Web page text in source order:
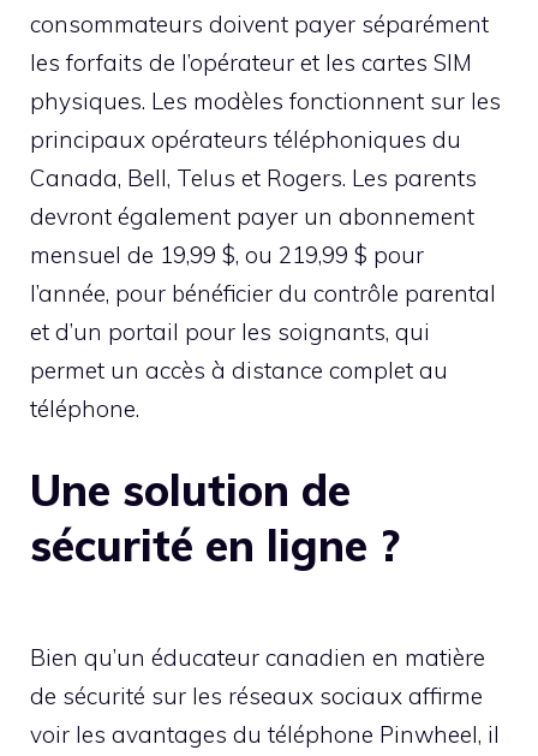
consommateurs doivent payer séparément
les forfaits de l’opérateur et les cartes SIM
physiques. Les modèles fonctionnent sur les
principaux opérateurs téléphoniques du
Canada, Bell, Telus et Rogers. Les parents
devront également payer un abonnement
mensuel de 19,99 $, ou 219,99 $ pour
l’année, pour bénéficier du contrôle parental
et d’un portail pour les soignants, qui
permet un accès à distance complet au
téléphone.
Une solution de
sécurité en ligne ?
Bien qu’un éducateur canadien en matière
de sécurité sur les réseaux sociaux affirme
voir les avantages du téléphone Pinwheel, il